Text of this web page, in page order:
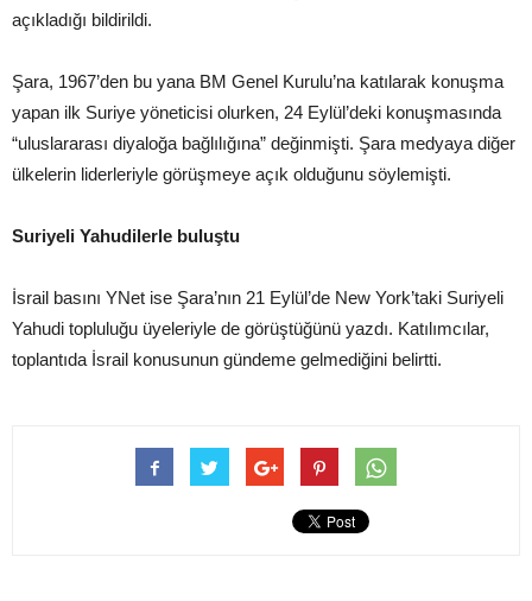
açıkladığı bildirildi.
Şara, 1967’den bu yana BM Genel Kurulu’na katılarak konuşma
yapan ilk Suriye yöneticisi olurken, 24 Eylül’deki konuşmasında
“uluslararası diyaloğa bağlılığına” değinmişti. Şara medyaya diğer
ülkelerin liderleriyle görüşmeye açık olduğunu söylemişti.
Suriyeli Yahudilerle buluştu
İsrail basını YNet ise Şara’nın 21 Eylül’de New York’taki Suriyeli
Yahudi topluluğu üyeleriyle de görüştüğünü yazdı. Katılımcılar,
toplantıda İsrail konusunun gündeme gelmediğini belirtti.